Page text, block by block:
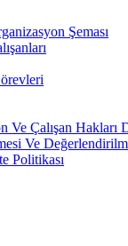
Şeması
Ve Çalışan Hakları
Ve
Politikası